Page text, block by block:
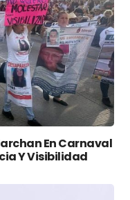
En Carnaval
Y Visibilidad